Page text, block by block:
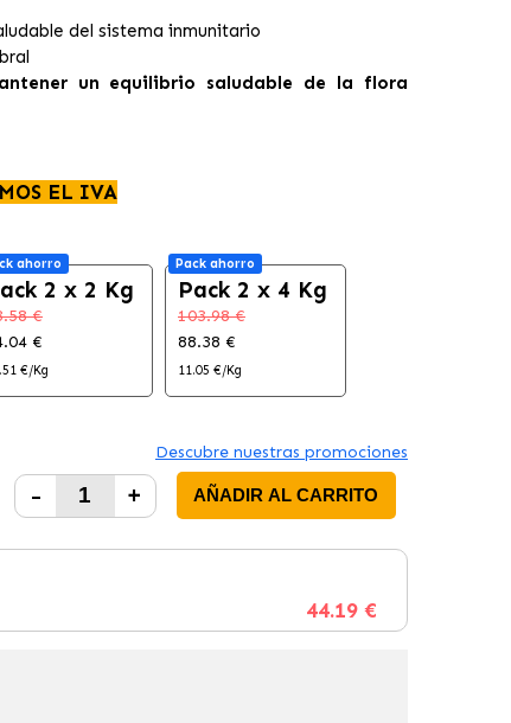
del sistema inmunitario
un equilibrio saludable de la flora
EL IVA
ahorro
2 x 2 Kg
€
€
€/Kg
Pack ahorro
Pack 2 x 4 Kg
103.98 €
88.38 €
11.05 €/Kg
Descubre nuestras promociones
- + AÑADIR AL CARRITO
44.19 €